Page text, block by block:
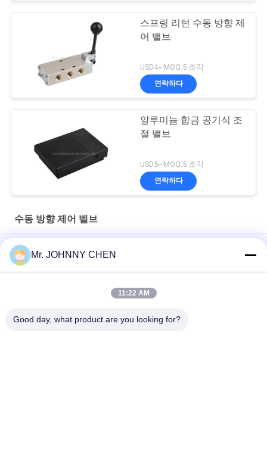
스프링 리턴 수동 방향 제
어 밸브
USD4-- MOQ:5 조각
연락하다
알루미늄 합금 공기식 조
절 밸브
USD5-- MOQ:5 조각
연락하다
수동 방향 제어 벨브
3 위치 5 방법 수동 방향 제어 벨브 손 레버 벨브
손 레버 압축 공기를 넣은 방향 제어 벨브 5 방법 PT1/4"
2 위치 5 방법 압축 공기를 넣은 자동화 체계를 위한 조밀한 SFV 발
Mr. JOHNNY CHEN
11:22 AM
Good day, what product are you looking for?